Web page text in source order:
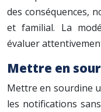
des conséquences,
et familial. La
évaluer
Mettre en
Mettre en sourdine
les notifications